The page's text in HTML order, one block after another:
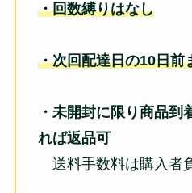
・回数縛りはなし
・次回配達日の10日前
・未開封に限り商品到
れば返品可
送料手数料は購入者